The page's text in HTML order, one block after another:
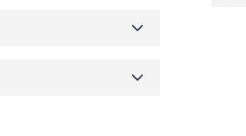
(dm3 per salgsforpakning)